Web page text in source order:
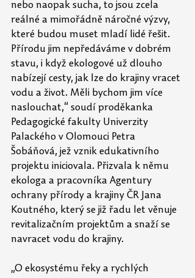
nebo naopak sucha, to jsou zcela
reálné a mimořádně náročné výzvy,
které budou muset mladí lidé řešit.
Přírodu jim nepředáváme v dobrém
stavu, i když ekologové už dlouho
nabízejí cesty, jak lze do krajiny vracet
vodu a život. Měli bychom jim více
naslouchat,“ soudí proděkanka
Pedagogické fakulty Univerzity
Palackého v Olomouci Petra
Šobáňová, jež vznik edukativního
projektu iniciovala. Přizvala k němu
ekologa a pracovníka Agentury
ochrany přírody a krajiny ČR Jana
Koutného, který se již řadu let věnuje
revitalizačním projektům a snaží se
navracet vodu do krajiny.
„O ekosystému řeky a rychlých